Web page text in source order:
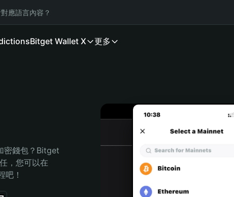
應語言內容？
Bitget Wallet X 更多
密錢包？Bitget
，您可以在
吧！